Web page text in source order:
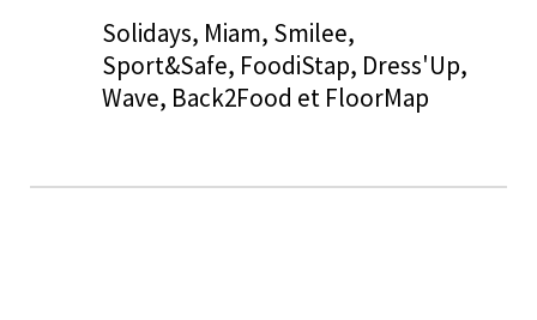
Solidays, Miam, Smilee,
Sport&Safe, FoodiStap, Dress'Up,
Wave, Back2Food et FloorMap